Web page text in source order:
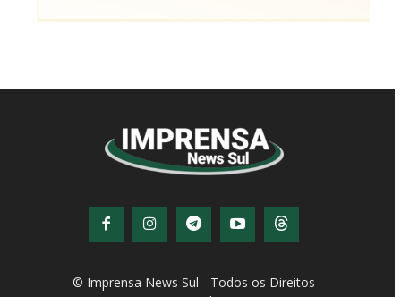
© Imprensa News Sul - Todos os Direitos